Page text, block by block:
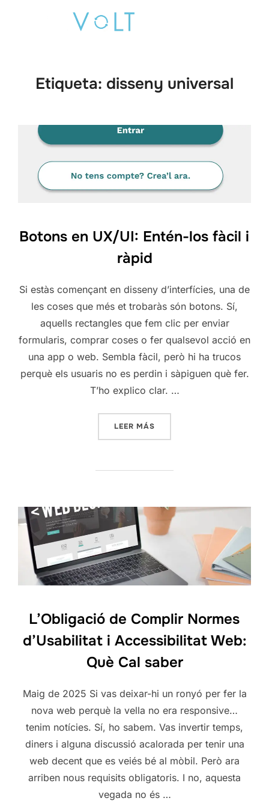
Etiqueta: disseny universal
Botons en UX/UI: Entén-los fàcil i
ràpid
Si estàs començant en disseny d’interfícies, una de
les coses que més et trobaràs són botons. Sí,
aquells rectangles que fem clic per enviar
formularis, comprar coses o fer qualsevol acció en
una app o web. Sembla fàcil, però hi ha trucos
perquè els usuaris no es perdin i sàpiguen què fer.
T’ho explico clar. …
LEER MÁS
L’Obligació de Complir Normes
d’Usabilitat i Accessibilitat Web:
Què Cal saber
Maig de 2025 Si vas deixar-hi un ronyó per fer la
nova web perquè la vella no era responsive…
tenim notícies. Sí, ho sabem. Vas invertir temps,
diners i alguna discussió acalorada per tenir una
web decent que es veiés bé al mòbil. Però ara
arriben nous requisits obligatoris. I no, aquesta
vegada no és …